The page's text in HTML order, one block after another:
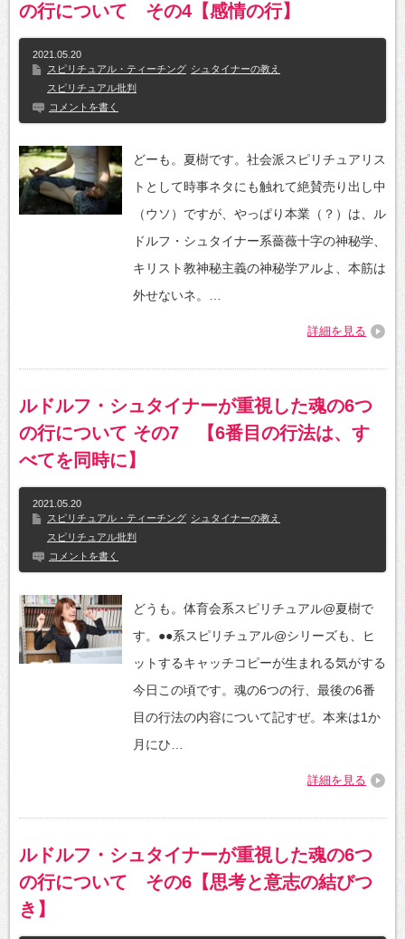
の行について その4【感情の行】
2021.05.20
スピリチュアル・ティーチング シュタイナーの教え
スピリチュアル批判
コメントを書く
どーも。夏樹です。社会派スピリチュアリス
トとして時事ネタにも触れて絶賛売り出し中
（ウソ）ですが、やっぱり本業（？）は、ル
ドルフ・シュタイナー系薔薇十字の神秘学、
キリスト教神秘主義の神秘学アルよ、本筋は
外せないネ。…
詳細を見る
ルドルフ・シュタイナーが重視した魂の6つ
の行について その7 【6番目の行法は、す
べてを同時に】
2021.05.20
スピリチュアル・ティーチング シュタイナーの教え
スピリチュアル批判
コメントを書く
どうも。体育会系スピリチュアル@夏樹で
す。●●系スピリチュアル@シリーズも、ヒ
ットするキャッチコピーが生まれる気がする
今日この頃です。魂の6つの行、最後の6番
目の行法の内容について記すぜ。本来は1か
月にひ…
詳細を見る
ルドルフ・シュタイナーが重視した魂の6つ
の行について その6【思考と意志の結びつ
き】